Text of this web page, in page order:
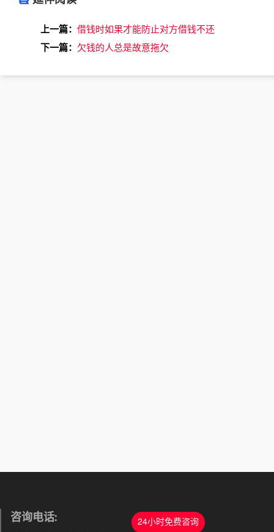
上一篇： 借钱时如果才能防止对方借钱不还
下一篇： 欠钱的人总是故意拖欠
咨询电话: 24小时免费咨询